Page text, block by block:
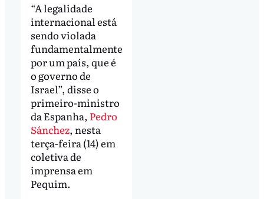
“A legalidade
internacional está
sendo violada
fundamentalmente
por um país, que é
o governo de
Israel”, disse o
primeiro-ministro
da Espanha, Pedro
Sánchez, nesta
terça-feira (14) em
coletiva de
imprensa em
Pequim.